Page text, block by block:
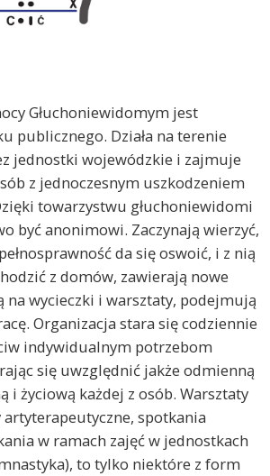
Głuchoniewidomym jest
publicznego. Działa na terenie
jednostki wojewódzkie i zajmuje
z jednoczesnym uszkodzeniem
towarzystwu głuchoniewidomi
być anonimowi. Zaczynają wierzyć,
da się oswoić, i z nią
z domów, zawierają nowe
na wycieczki i warsztaty, podejmują
Organizacja stara się codziennie
indywidualnym potrzebom
się uwzględnić jakże odmienną
i życiową każdej z osób. Warsztaty
spotkania
w ramach zajęć w jednostkach
to tylko niektóre z form